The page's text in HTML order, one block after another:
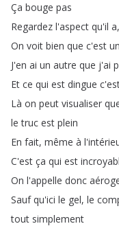
Ça bouge pas
Regardez l'aspect qu'il a,
On voit bien que c'est un
J'en ai un autre que j'ai
Et ce qui est dingue
Là on peut visualiser
le truc est plein
En fait, même à
C'est ça qui est
On l'appelle donc
Sauf qu'ici le gel, le
tout simplement